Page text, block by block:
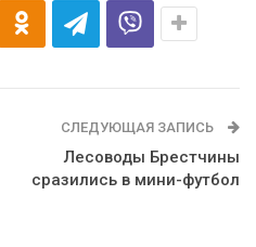
СЛЕДУЮЩАЯ ЗАПИСЬ
Лесоводы Брестчины
сразились в мини-футбол